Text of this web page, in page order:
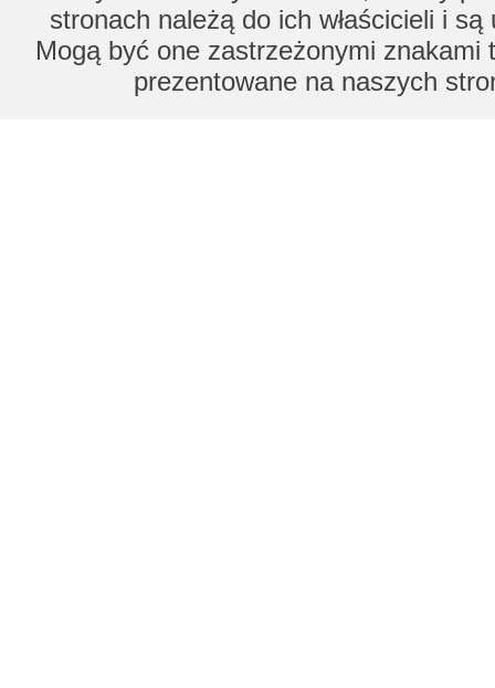
stronach należą do ich właścicieli i
Mogą być one zastrzeżonymi znakami
prezentowane na naszych